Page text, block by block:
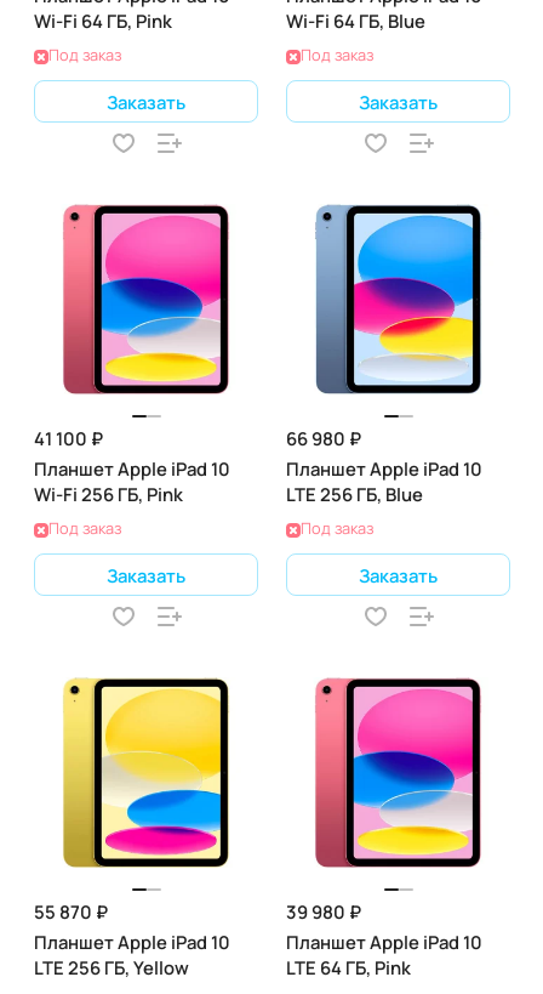
Wi-Fi 64 ГБ, Pink
Под заказ
Заказать
Wi-Fi 64 ГБ, Blue
Под заказ
Заказать
41 100 ₽
Планшет Apple iPad 10
Wi-Fi 256 ГБ, Pink
Под заказ
Заказать
66 980 ₽
Планшет Apple iPad 10
LTE 256 ГБ, Blue
Под заказ
Заказать
55 870 ₽
Планшет Apple iPad 10
LTE 256 ГБ, Yellow
39 980 ₽
Планшет Apple iPad 10
LTE 64 ГБ, Pink